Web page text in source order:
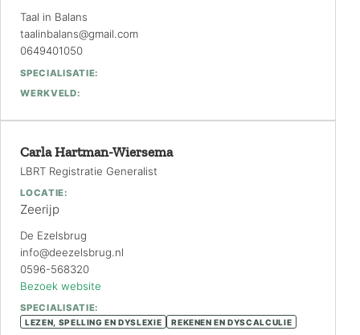
Taal in Balans
taalinbalans@gmail.com
0649401050
SPECIALISATIE:
WERKVELD:
Carla Hartman-Wiersema
LBRT Registratie Generalist
LOCATIE:
Zeerijp
De Ezelsbrug
info@deezelsbrug.nl
0596-568320
Bezoek website
SPECIALISATIE:
LEZEN, SPELLING EN DYSLEXIE REKENEN EN DYSCALCULIE